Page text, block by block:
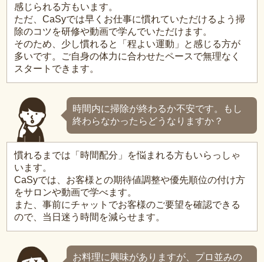
感じられる方もいます。
ただ、CaSyでは早くお仕事に慣れていただけるよう掃
除のコツを研修や動画で学んでいただけます。
そのため、少し慣れると「程よい運動」と感じる方が
多いです。ご自身の体力に合わせたペースで無理なく
スタートできます。
時間内に掃除が終わるか不安です。もし
終わらなかったらどうなりますか？
慣れるまでは「時間配分」を悩まれる方もいらっしゃ
います。
CaSyでは、お客様との期待値調整や優先順位の付け方
をサロンや動画で学べます。
また、事前にチャットでお客様のご要望を確認できる
ので、当日迷う時間を減らせます。
お料理に興味がありますが、プロ並みの